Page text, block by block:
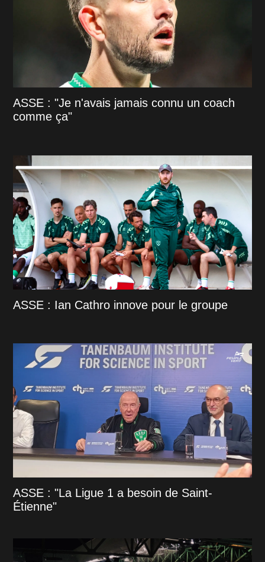
ASSE : "Je n'avais jamais connu un coach
comme ça"
ASSE : Ian Cathro innove pour le groupe
ASSE : "La Ligue 1 a besoin de Saint-
Étienne"